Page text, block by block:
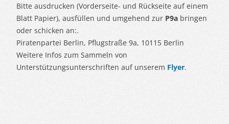
Bitte ausdrucken (Vorderseite- und Rückseite auf einem
Blatt Papier), ausfüllen und umgehend zur P9a bringen
oder schicken an:.
Piratenpartei Berlin, Pflugstraße 9a, 10115 Berlin
Weitere Infos zum Sammeln von
Unterstützungsunterschriften auf unserem Flyer.